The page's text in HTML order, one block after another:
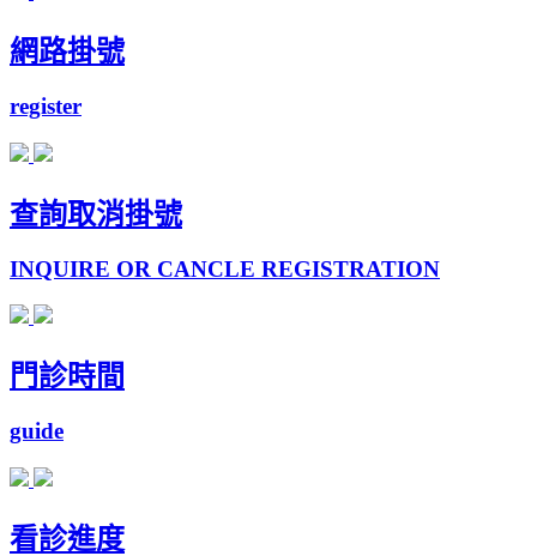
網路掛號
register
查詢取消掛號
INQUIRE OR CANCLE REGISTRATION
門診時間
guide
看診進度